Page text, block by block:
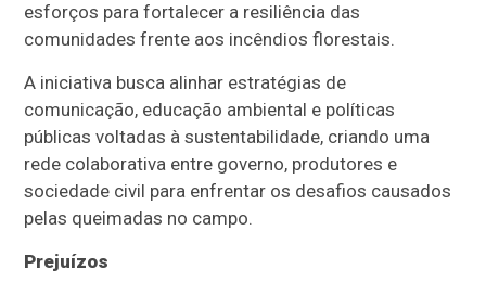
esforços para fortalecer a resiliência das
comunidades frente aos incêndios florestais.
A iniciativa busca alinhar estratégias de
comunicação, educação ambiental e políticas
públicas voltadas à sustentabilidade, criando uma
rede colaborativa entre governo, produtores e
sociedade civil para enfrentar os desafios causados
pelas queimadas no campo.
Prejuízos